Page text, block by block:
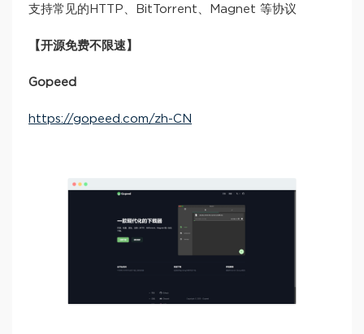
支持常见的HTTP、BitTorrent、Magnet 等协议
【开源免费不限速】
Gopeed
https://gopeed.com/zh-CN